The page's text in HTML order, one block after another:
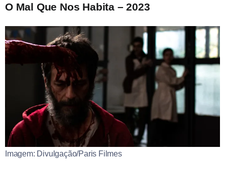
O Mal Que Nos Habita – 2023
Imagem: Divulgação/Paris Filmes